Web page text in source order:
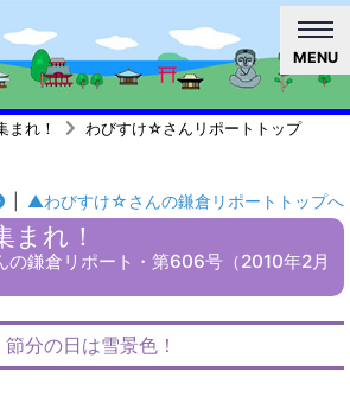
MENU
まれ！
わびすけ☆さんリポートトップ
▲わびすけ☆さんの鎌倉リポートトップへ
まれ！
鎌倉リポート・第606号（2010年2月
分の日は雪景色！